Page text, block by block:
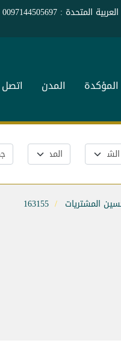
: 0097144505697
المؤكدة المدن اتصل
المشتريات 163155